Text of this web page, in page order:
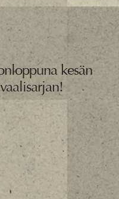
kesän